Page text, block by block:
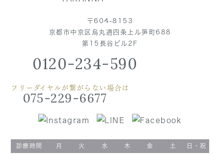
〒604-8153
京都市中京区烏丸通四条上ル笋町688
第15長谷ビル2F
0120-234-590
フリーダイヤルが繋がらない場合は
075-229-6677
診療時間 月 火 水 木 金 土 日・祝